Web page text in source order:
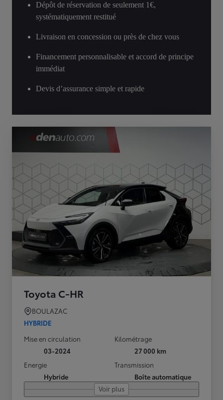
Dépôt de réservation de seulement 1€,
systématiquement restitué
Livraison en concession ou près de chez vous
Financement personnalisable et accord de principe
immédiat
Devis d’assurance simple et rapide
Toyota C-HR
BOULAZAC
HYBRIDE
Mise en circulation
03-2024
Kilométrage
27 000 km
Energie
Hybride
Transmission
Boîte automatique
Voir plus